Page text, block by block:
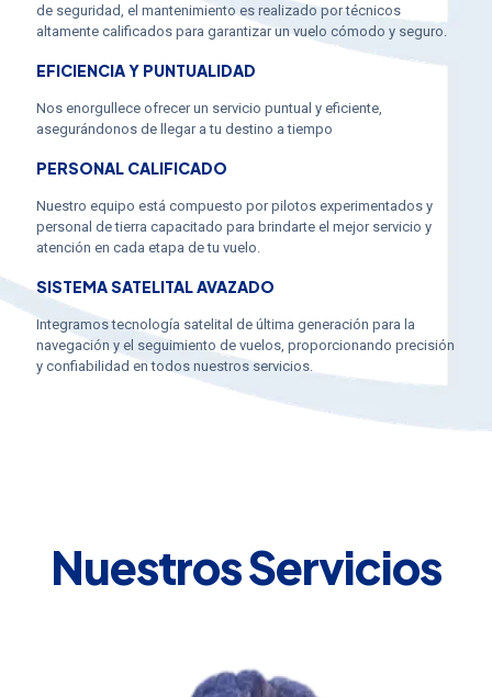
de seguridad, el mantenimiento es realizado por técnicos
altamente calificados para garantizar un vuelo cómodo y seguro.
EFICIENCIA Y PUNTUALIDAD
Nos enorgullece ofrecer un servicio puntual y eficiente,
asegurándonos de llegar a tu destino a tiempo
PERSONAL CALIFICADO
Nuestro equipo está compuesto por pilotos experimentados y
personal de tierra capacitado para brindarte el mejor servicio y
atención en cada etapa de tu vuelo.
SISTEMA SATELITAL AVAZADO
Integramos tecnología satelital de última generación para la
navegación y el seguimiento de vuelos, proporcionando precisión
y confiabilidad en todos nuestros servicios.
Nuestros Servicios